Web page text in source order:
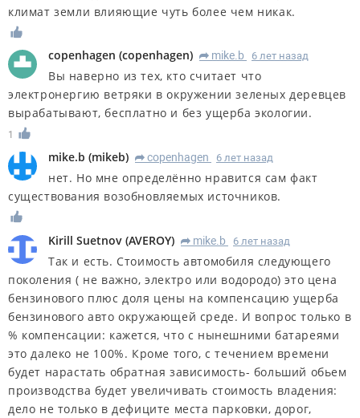
климат земли влияющие чуть более чем никак.
copenhagen (copenhagen) R mike.b 6 лет назад
Вы наверно из тех, кто считает что
электронергию ветряки в окружении зеленых деревцев
вырабатывают, бесплатно и без ущерба экологии.
1
mike.b (mikeb) R copenhagen 6 лет назад
нет. Но мне определённо нравится сам факт
существования возобновляемых источников.
Kirill Suetnov (AVEROY) R mike.b 6 лет назад
Так и есть. Стоимость автомобиля следующего
поколения ( не важно, электро или водородо) это цена
бензинового плюс доля цены на компенсацию ущерба
бензинового авто окружающей среде. И вопрос только в
% компенсации: кажется, что с нынешними батареями
это далеко не 100%. Кроме того, с течением времени
будет нарастать обратная зависимость- больший обьем
производства будет увеличивать стоимость владения:
дело не только в дефиците места парковки, дорог,